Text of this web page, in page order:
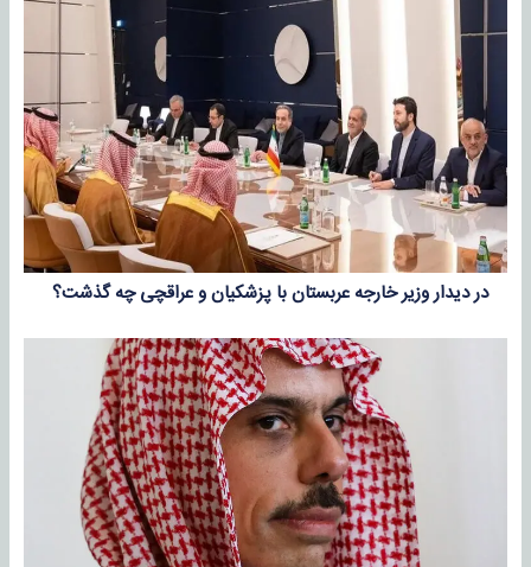
در دیدار وزیر خارجه عربستان با پزشکیان و عراقچی چه گذشت؟